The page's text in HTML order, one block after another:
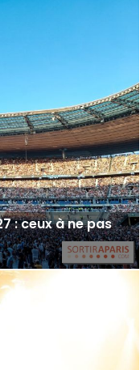
: ceux à ne pas